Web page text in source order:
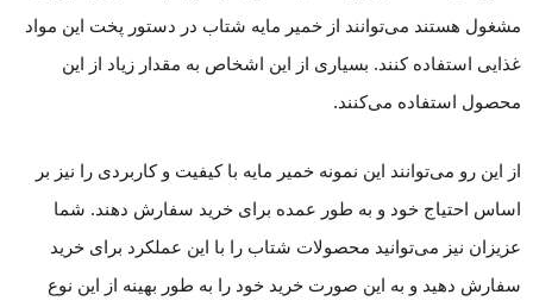
مشغول هستند می‌توانند از خمیر مایه شتاب در دستور پخت این مواد
غذایی استفاده کنند. بسیاری از این اشخاص به مقدار زیاد از این
محصول استفاده می‌کنند.
از این رو می‌توانند این نمونه خمیر مایه با کیفیت و کاربردی را نیز بر
اساس احتیاج خود و به طور عمده برای خرید سفارش دهند. شما
عزیزان نیز می‌توانید محصولات شتاب را با این عملکرد برای خرید
سفارش دهید و به این صورت خرید خود را به طور بهینه از این نوع